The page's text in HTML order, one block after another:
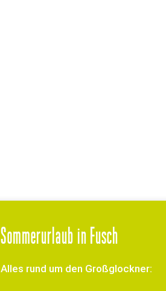
Sommerurlaub in Fusch
Alles rund um den Großglockner: